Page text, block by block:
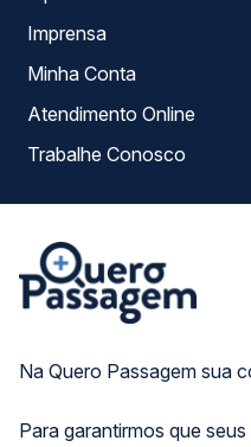
Na Quero Passagem sua
Para garantirmos que
Imprensa
Minha Conta
Atendimento Online
Trabalhe Conosco